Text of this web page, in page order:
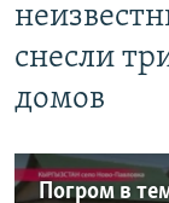
снесли
домов